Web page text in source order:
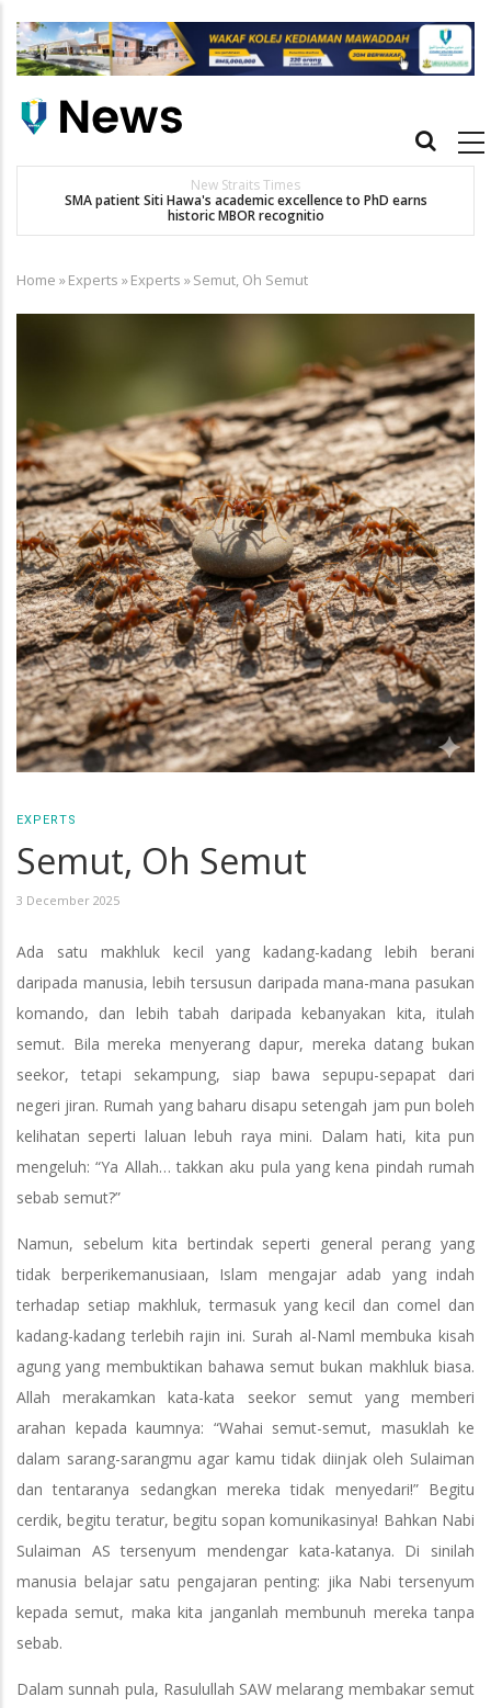
main
Main
New Straits Times
SMA patient Siti Hawa's academic excellence to PhD earns
historic MBOR recognitio
Breadcrumb
Home »Experts »Experts »Semut, Oh Semut
EXPERTS
Semut, Oh Semut
3 December 2025
Ada satu makhluk kecil yang kadang-kadang lebih berani
daripada manusia, lebih tersusun daripada mana-mana pasukan
komando, dan lebih tabah daripada kebanyakan kita, itulah
semut. Bila mereka menyerang dapur, mereka datang bukan
seekor, tetapi sekampung, siap bawa sepupu-sepapat dari
negeri jiran. Rumah yang baharu disapu setengah jam pun boleh
kelihatan seperti laluan lebuh raya mini. Dalam hati, kita pun
mengeluh: “Ya Allah… takkan aku pula yang kena pindah rumah
sebab semut?”
Namun, sebelum kita bertindak seperti general perang yang
tidak berperikemanusiaan, Islam mengajar adab yang indah
terhadap setiap makhluk, termasuk yang kecil dan comel dan
kadang-kadang terlebih rajin ini. Surah al-Naml membuka kisah
agung yang membuktikan bahawa semut bukan makhluk biasa.
Allah merakamkan kata-kata seekor semut yang memberi
arahan kepada kaumnya: “Wahai semut-semut, masuklah ke
dalam sarang-sarangmu agar kamu tidak diinjak oleh Sulaiman
dan tentaranya sedangkan mereka tidak menyedari!” Begitu
cerdik, begitu teratur, begitu sopan komunikasinya! Bahkan Nabi
Sulaiman AS tersenyum mendengar kata-katanya. Di sinilah
manusia belajar satu pengajaran penting: jika Nabi tersenyum
kepada semut, maka kita janganlah membunuh mereka tanpa
sebab.
Dalam sunnah pula, Rasulullah SAW melarang membakar semut